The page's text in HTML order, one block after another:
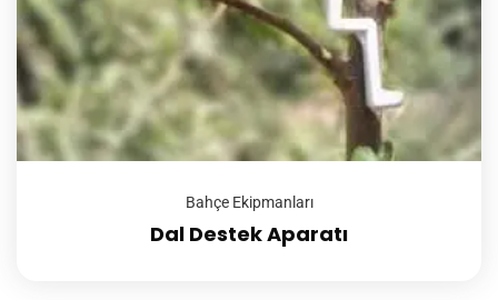
Bahçe Ekipmanları
Dal Destek Aparatı